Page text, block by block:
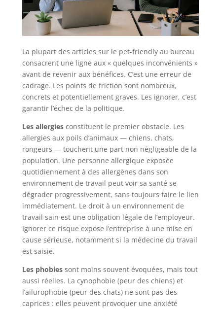
La plupart des articles sur le pet-friendly au bureau
consacrent une ligne aux « quelques inconvénients »
avant de revenir aux bénéfices. C’est une erreur de
cadrage. Les points de friction sont nombreux,
concrets et potentiellement graves. Les ignorer, c’est
garantir l’échec de la politique.
Les allergiesconstituent le premier obstacle. Les
allergies aux poils d’animaux — chiens, chats,
rongeurs — touchent une part non négligeable de la
population. Une personne allergique exposée
quotidiennement à des allergènes dans son
environnement de travail peut voir sa santé se
dégrader progressivement, sans toujours faire le lien
immédiatement. Le droit à un environnement de
travail sain est une obligation légale de l’employeur.
Ignorer ce risque expose l’entreprise à une mise en
cause sérieuse, notamment si la médecine du travail
est saisie.
Les phobiessont moins souvent évoquées, mais tout
aussi réelles. La cynophobie (peur des chiens) et
l’ailurophobie (peur des chats) ne sont pas des
caprices : elles peuvent provoquer une anxiété